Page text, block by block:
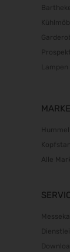
Lampen
Alle